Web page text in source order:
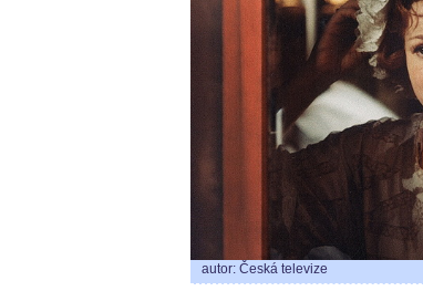
autor: Česká televize